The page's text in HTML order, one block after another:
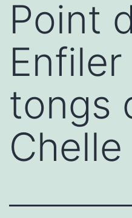
Point
tongs
Chelle